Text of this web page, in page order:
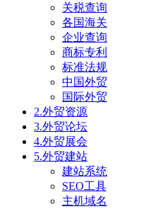
关税查询
各国海关
企业查询
商标专利
标准法规
中国外贸
国际外贸
2.外贸资源
3.外贸论坛
4.外贸展会
5.外贸建站
建站系统
SEO工具
主机域名